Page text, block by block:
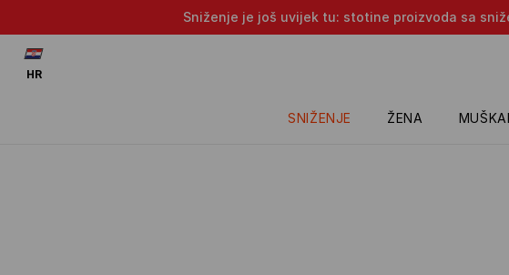
Sniženje je još uvijek tu: stotine proizvoda sa
SNIŽENJE ŽENA
HR